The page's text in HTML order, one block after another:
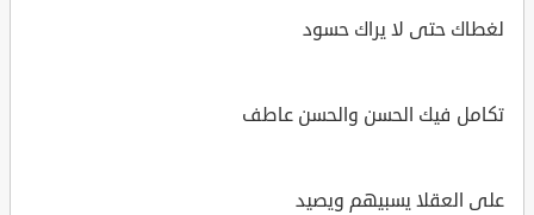
لغطاك حتى لا يراك حسود
تكامل فيك الحسن والحسن عاطف
على العقلا يسبيهم ويصيد